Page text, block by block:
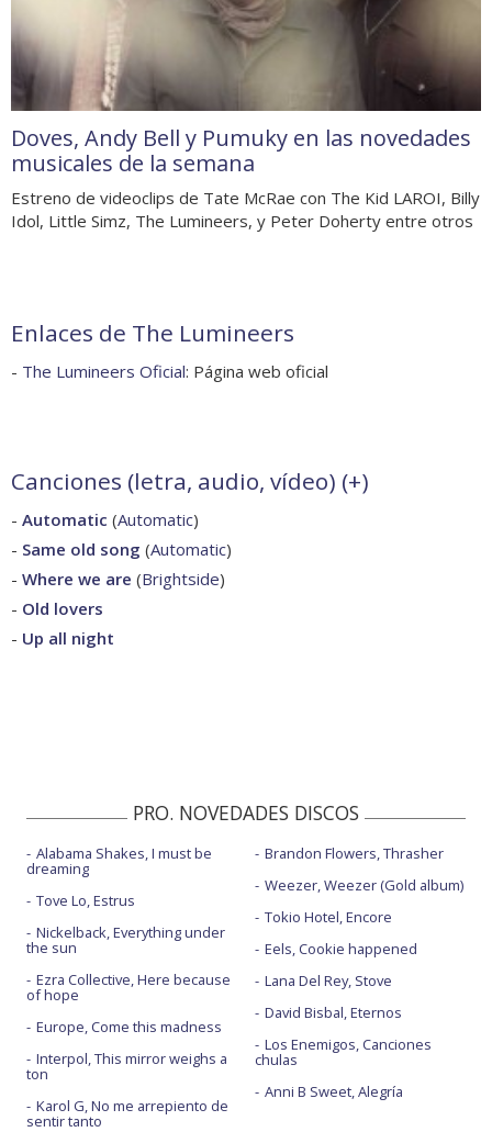
Doves, Andy Bell y Pumuky en las novedades
musicales de la semana
Estreno de videoclips de Tate McRae con The Kid LAROI, Billy
Idol, Little Simz, The Lumineers, y Peter Doherty entre otros
Enlaces de The Lumineers
- The Lumineers Oficial: Página web oficial
Canciones (letra, audio, vídeo) (+)
- Automatic (Automatic)
- Same old song (Automatic)
- Where we are (Brightside)
- Old lovers
- Up all night
PRO. NOVEDADES DISCOS
Alabama Shakes, I must be
dreaming
Tove Lo, Estrus
Nickelback, Everything under
the sun
Ezra Collective, Here because
of hope
Europe, Come this madness
Interpol, This mirror weighs a
ton
Karol G, No me arrepiento de
sentir tanto
Brandon Flowers, Thrasher
Weezer, Weezer (Gold album)
Tokio Hotel, Encore
Eels, Cookie happened
Lana Del Rey, Stove
David Bisbal, Eternos
Los Enemigos, Canciones
chulas
Anni B Sweet, Alegría